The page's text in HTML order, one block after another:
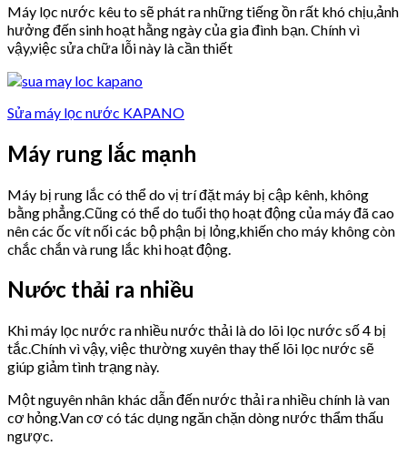
Máy lọc nước kêu to sẽ phát ra những tiếng ồn rất khó chịu,ảnh
hưởng đến sinh hoạt hằng ngày của gia đình bạn. Chính vì
vậy,việc sửa chữa lỗi này là cần thiết
Sửa máy lọc nước KAPANO
Máy rung lắc mạnh
Máy bị rung lắc có thể do vị trí đặt máy bị cập kênh, không
bằng phẳng.Cũng có thể do tuổi thọ hoạt động của máy đã cao
nên các ốc vít nối các bộ phận bị lỏng,khiến cho máy không còn
chắc chắn và rung lắc khi hoạt động.
Nước thải ra nhiều
Khi máy lọc nước ra nhiều nước thải là do lõi lọc nước số 4 bị
tắc.Chính vì vậy, việc thường xuyên thay thế lõi lọc nước sẽ
giúp giảm tình trạng này.
Một nguyên nhân khác dẫn đến nước thải ra nhiều chính là van
cơ hỏng.Van cơ có tác dụng ngăn chặn dòng nước thẩm thấu
ngược.